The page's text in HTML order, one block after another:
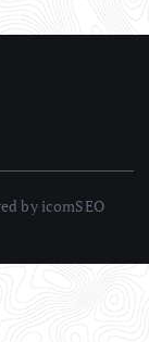
by icomSEO